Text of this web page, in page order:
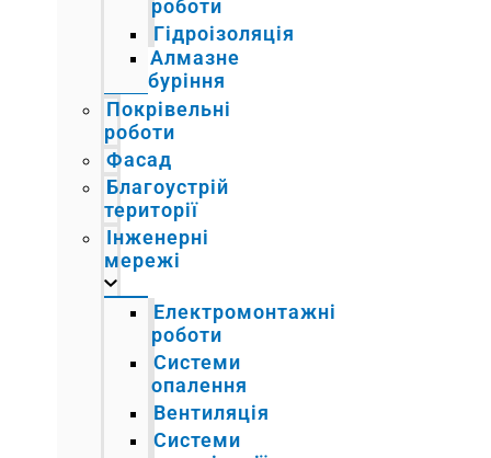
роботи
Гідроізоляція
Алмазне
буріння
Покрівельні
роботи
Фасад
Благоустрій
території
Інженерні
мережі
Електромонтажні
роботи
Системи
опалення
Вентиляція
Системи